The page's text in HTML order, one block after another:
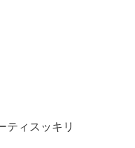
ティ スッキリ